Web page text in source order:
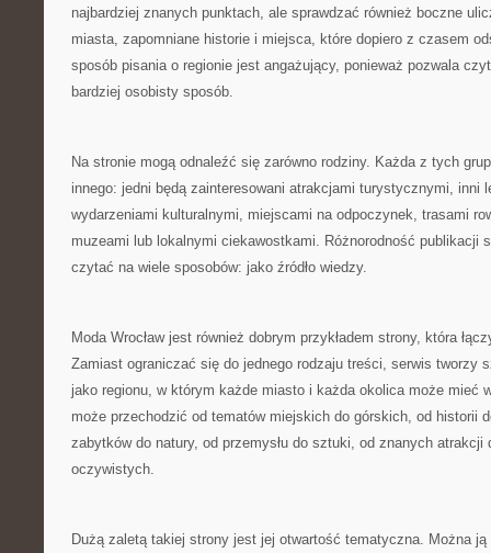
najbardziej znanych punktach, ale sprawdzać również boczne
miasta, zapomniane historie i miejsca, które dopiero z czasem
sposób pisania o regionie jest angażujący, ponieważ pozwala
bardziej osobisty sposób.
Na stronie mogą odnaleźć się zarówno rodziny. Każda z tych
innego: jedni będą zainteresowani atrakcjami turystycznymi, inni
wydarzeniami kulturalnymi, miejscami na odpoczynek, trasami
muzeami lub lokalnymi ciekawostkami. Różnorodność publikacji
czytać na wiele sposobów: jako źródło wiedzy.
Moda Wrocław jest również dobrym przykładem strony, która
Zamiast ograniczać się do jednego rodzaju treści, serwis tworzy
jako regionu, w którym każde miasto i każda okolica może mieć
może przechodzić od tematów miejskich do górskich, od historii
zabytków do natury, od przemysłu do sztuki, od znanych atrakcji
oczywistych.
Dużą zaletą takiej strony jest jej otwartość tematyczna. Można